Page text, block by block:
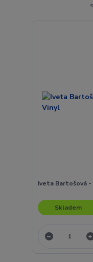
Iveta Bartošová -
Skladem